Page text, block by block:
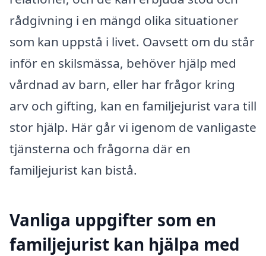
rådgivning i en mängd olika situationer
som kan uppstå i livet. Oavsett om du står
inför en skilsmässa, behöver hjälp med
vårdnad av barn, eller har frågor kring
arv och gifting, kan en familjejurist vara till
stor hjälp. Här går vi igenom de vanligaste
tjänsterna och frågorna där en
familjejurist kan bistå.
Vanliga uppgifter som en
familjejurist kan hjälpa med